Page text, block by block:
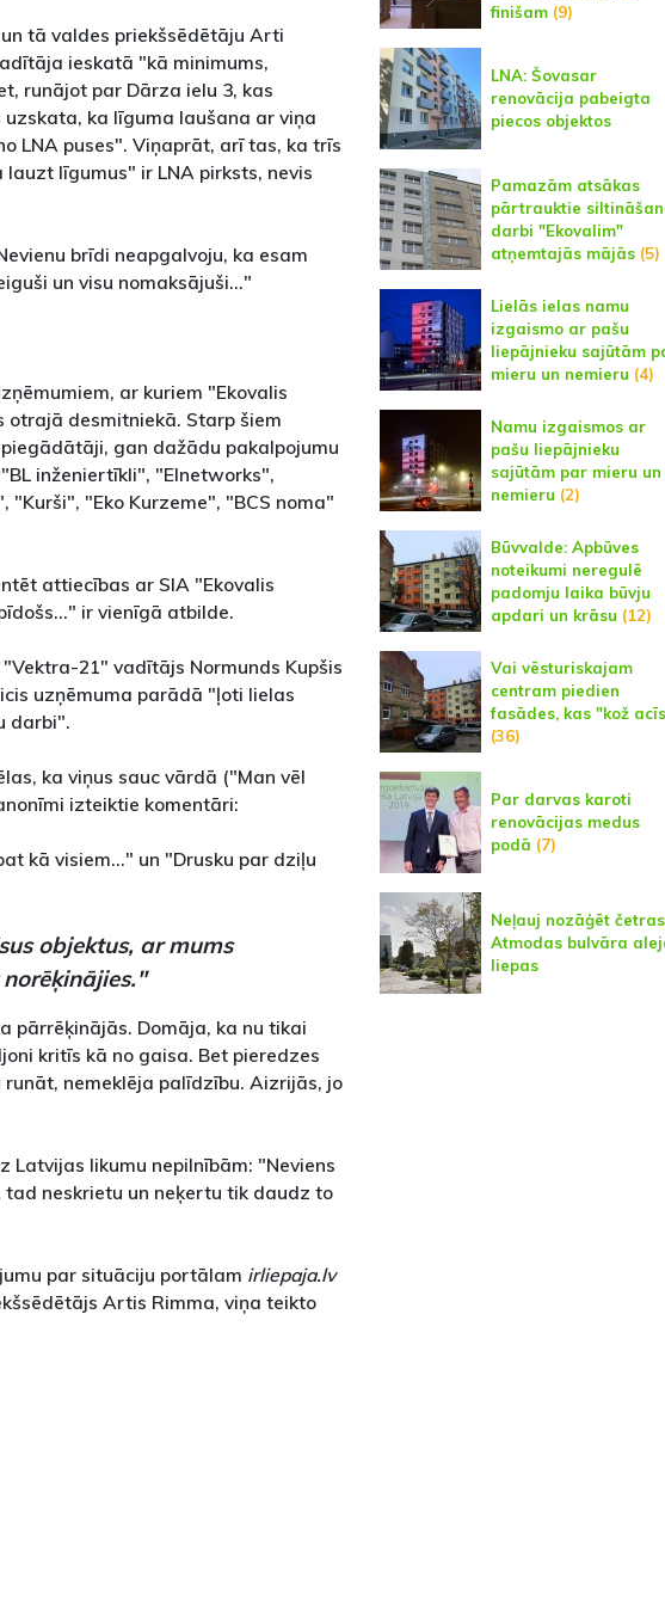
tā valdes priekšsēdētāju Arti
ieskatā "kā minimums,
runājot par Dārza ielu 3, kas
ka līguma laušana ar viņa
LNA puses". Viņaprāt, arī tas, ka trīs
līgumus" ir LNA pirksts, nevis
brīdi neapgalvoju, ka esam
un visu nomaksājuši..."
ar kuriem "Ekovalis
otrajā desmitniekā. Starp šiem
gan dažādu pakalpojumu
inženiertīkli", "Elnetworks",
"Eko Kurzeme", "BCS noma"
attiecības ar SIA "Ekovalis
ir vienīgā atbilde.
21" vadītājs Normunds Kupšis
uzņēmuma parādā "ļoti lielas
darbi".
ka viņus sauc vārdā ("Man vēl
izteiktie komentāri:
kā visiem..." un "Drusku par dziļu
objektus, ar mums
pārrēķinājās. Domāja, ka nu tikai
kritīs kā no gaisa. Bet pieredzes
nemeklēja palīdzību. Aizrijās, jo
Latvijas likumu nepilnībām: "Neviens
neskrietu un neķertu tik daudz to
par situāciju portālam irliepaja.lv
Artis Rimma, viņa teikto
finišam(9)
LNA: Šovasar
renovācija pabeigta
piecos objektos
Pamazām atsākas
pārtrauktie
darbi "Ekovalim"
atņemtajās mājās(5)
Lielās ielas namu
izgaismo ar pašu
liepājnieku sajūtām
mieru un nemieru (4)
Namu izgaismos ar
pašu liepājnieku
sajūtām par mieru un
nemieru (2)
Būvvalde: Apbūves
noteikumi neregulē
padomju laika būvju
apdari un krāsu (12)
Vai vēsturiskajam
centram piedien
fasādes, kas "kož
(36)
Par darvas karoti
renovācijas medus
podā (7)
Neļauj nozāģēt četras
Atmodas bulvāra
liepas